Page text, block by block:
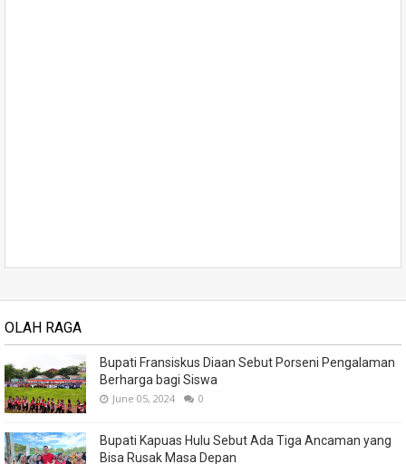
OLAH RAGA
Bupati Fransiskus Diaan Sebut Porseni Pengalaman
Berharga bagi Siswa
June 05, 2024 0
Bupati Kapuas Hulu Sebut Ada Tiga Ancaman yang
Bisa Rusak Masa Depan